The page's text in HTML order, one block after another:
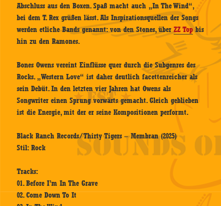
Abschluss aus den Boxen. Spaß macht auch „In The Wind“,
bei dem T. Rex grüßen lässt. Als Inspirationsquellen der Songs
werden etliche Bands genannt: von den Stones, überZZ Topbis
hin zu den Ramones.
Bones Owens vereint Einflüsse quer durch die Subgenres des
Rocks. „Western Love“ ist daher deutlich facettenreicher als
sein Debüt. In den letzten vier Jahren hat Owens als
Songwriter einen Sprung vorwärts gemacht. Gleich geblieben
ist die Energie, mit der er seine Kompositionen performt.
Black Ranch Records/Thirty Tigers – Membran (2025)
Stil: Rock
Tracks:
01. Before I’m In The Grave
02. Come Down To It